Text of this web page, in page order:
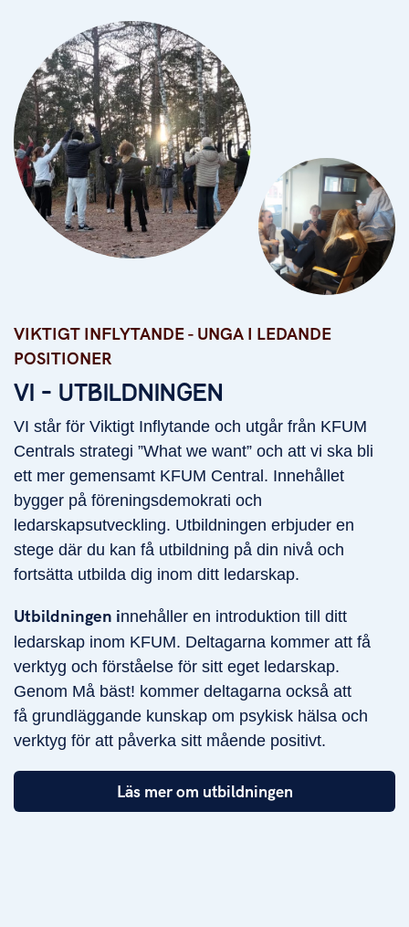
Viktigt Inflytande - Unga i ledande positioner
VIKTIGT INFLYTANDE - UNGA I LEDANDE
POSITIONER
VI - UTBILDNINGEN
VI står för Viktigt Inflytande och utgår från KFUM
Centrals strategi ”What we want” och att vi ska bli
ett mer gemensamt KFUM Central. Innehållet
bygger på föreningsdemokrati och
ledarskapsutveckling. Utbildningen erbjuder en
stege där du kan få utbildning på din nivå och
fortsätta utbilda dig inom ditt ledarskap.
Utbildningen innehåller en introduktion till ditt
ledarskap inom KFUM. Deltagarna kommer att få
verktyg och förståelse för sitt eget ledarskap.
Genom Må bäst! kommer deltagarna också att
få grundläggande kunskap om psykisk hälsa och
verktyg för att påverka sitt mående positivt.
Läs mer om utbildningen